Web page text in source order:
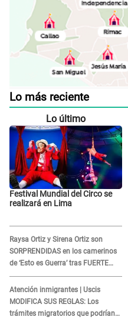
Lo más reciente
Lo último
Festival Mundial del Circo se
realizará en Lima
Raysa Ortiz y Sirena Ortiz son
SORPRENDIDAS en los camerinos
de ‘Esto es Guerra’ tras FUERTE
ENFRENTAMIENTO con Gabriel
Moisés: “Gracias”
Atención inmigrantes | Uscis
MODIFICA SUS REGLAS: Los
trámites migratorios que podrían